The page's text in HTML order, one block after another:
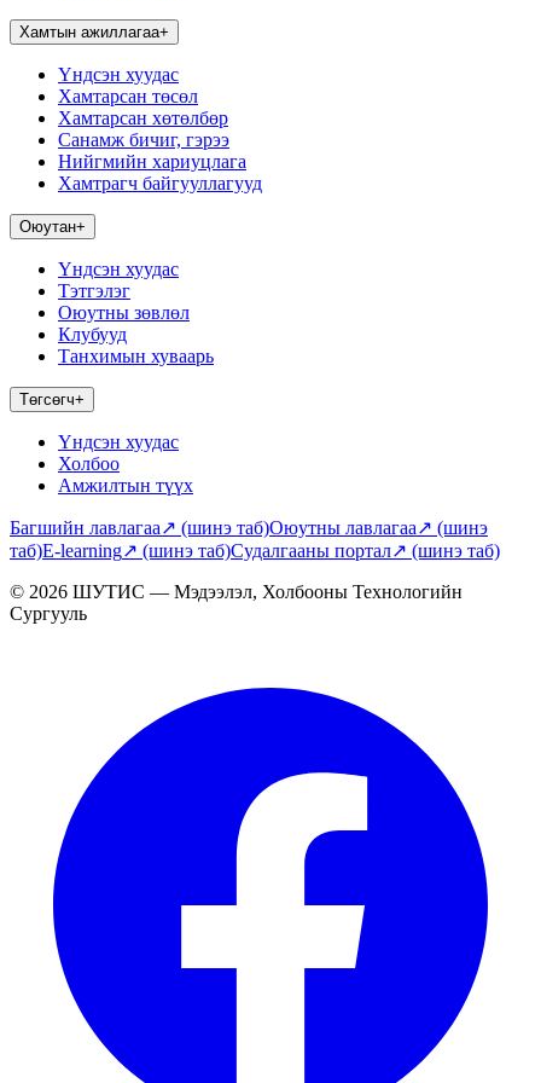
Хамтын ажиллагаа+
Үндсэн хуудас
Хамтарсан төсөл
Хамтарсан хөтөлбөр
Санамж бичиг, гэрээ
Нийгмийн хариуцлага
Хамтрагч байгууллагууд
Оюутан+
Үндсэн хуудас
Тэтгэлэг
Оюутны зөвлөл
Клубууд
Танхимын хуваарь
Төгсөгч+
Үндсэн хуудас
Холбоо
Амжилтын түүх
Багшийн лавлагаа↗ (шинэ таб)Оюутны лавлагаа↗ (шинэ
таб)E-learning↗ (шинэ таб)Судалгааны портал↗ (шинэ таб)
© 2026 ШУТИС — Мэдээлэл, Холбооны Технологийн
Сургууль